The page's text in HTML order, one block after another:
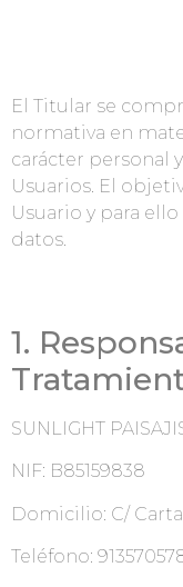
El Titular se
normativa en
carácter personal
Usuarios. El
Usuario y para
datos.
1.
SUNLIGHT
NIF: B85159838
Domicilio: C/
Teléfono: